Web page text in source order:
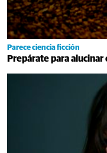
Parece ciencia ficción
Prepárate para alucinar